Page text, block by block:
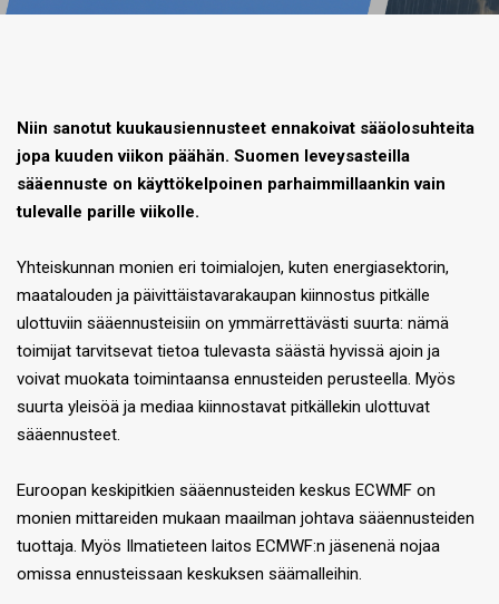
Niin sanotut kuukausiennusteet ennakoivat sääolosuhteita
jopa kuuden viikon päähän. Suomen leveysasteilla
sääennuste on käyttökelpoinen parhaimmillaankin vain
tulevalle parille viikolle.
Yhteiskunnan monien eri toimialojen, kuten energiasektorin,
maatalouden ja päivittäistavarakaupan kiinnostus pitkälle
ulottuviin sääennusteisiin on ymmärrettävästi suurta: nämä
toimijat tarvitsevat tietoa tulevasta säästä hyvissä ajoin ja
voivat muokata toimintaansa ennusteiden perusteella. Myös
suurta yleisöä ja mediaa kiinnostavat pitkällekin ulottuvat
sääennusteet.
Euroopan keskipitkien sääennusteiden keskus ECWMF on
monien mittareiden mukaan maailman johtava sääennusteiden
tuottaja. Myös Ilmatieteen laitos ECMWF:n jäsenenä nojaa
omissa ennusteissaan keskuksen säämalleihin.